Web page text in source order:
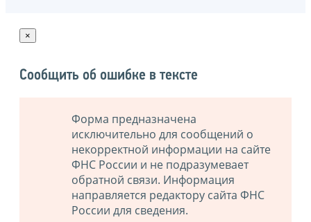
×
Сообщить об ошибке в тексте
Форма предназначена
исключительно для сообщений о
некорректной информации на сайте
ФНС России и не подразумевает
обратной связи. Информация
направляется редактору сайта ФНС
России для сведения.